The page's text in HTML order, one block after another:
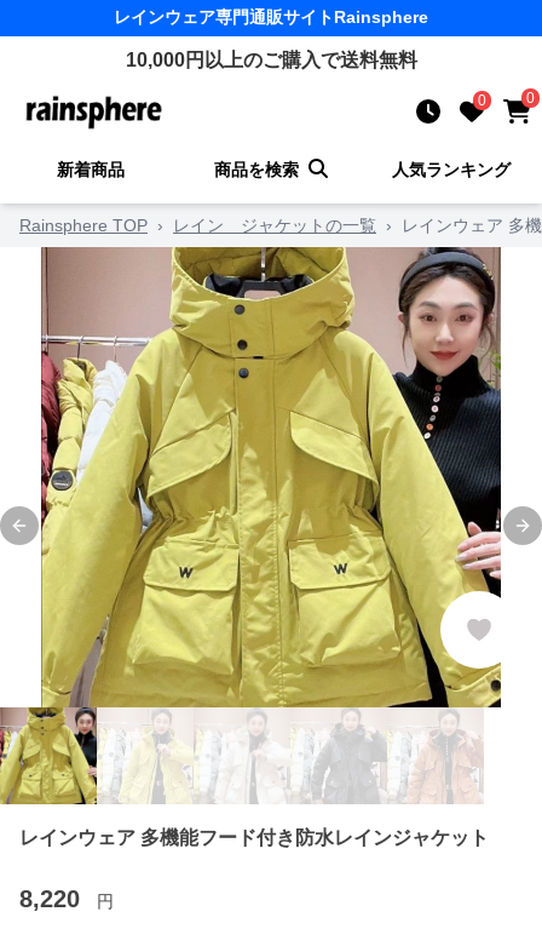
レインウェア専門通販サイトRainsphere
10,000円以上のご購入で送料無料
0 0
新着商品 商品を検索 人気ランキング
Rainsphere TOP › レイン ジャケットの一覧 › レインウェア 多
Previous slide
レインウェア 多機能フード付き防水レインジャケット
8,220 円